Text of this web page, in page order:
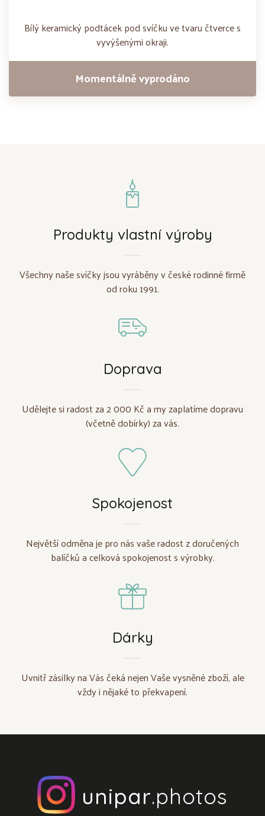
Bílý keramický podtácek pod svíčku ve tvaru čtverce s
vyvýšenými okraji.
Momentálně vyprodáno
Produkty vlastní výroby
Všechny naše svíčky jsou vyráběny v české rodinné firmě
od roku 1991.
Doprava
Udělejte si radost za 2 000 Kč a my zaplatíme dopravu
(včetně dobírky) za vás.
Spokojenost
Největší odměna je pro nás vaše radost z doručených
balíčků a celková spokojenost s výrobky.
Dárky
Uvnitř zásilky na Vás čeká nejen Vaše vysněné zboží, ale
vždy i nějaké to překvapení.
unipar.photos